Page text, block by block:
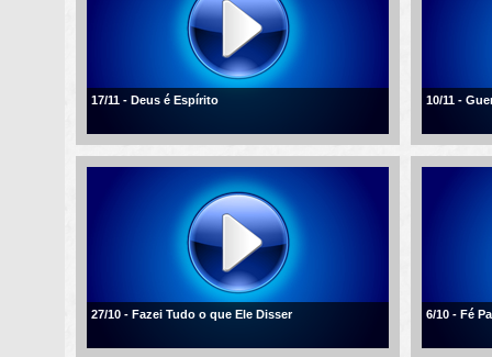
17/11 - Deus é Espírito 10/11 -
27/10 - Fazei Tudo o que Ele Disser 6/10 - Fé